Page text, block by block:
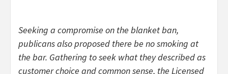
Seeking a compromise on the blanket ban,
publicans also proposed there be no smoking at
the bar. Gathering to seek what they described as
customer choice and common sense, the Licensed